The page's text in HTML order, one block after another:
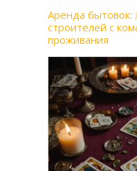
Аренда бытовок:
строителей с
проживания